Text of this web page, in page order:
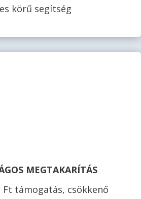
körű segítség
MEGTAKARÍTÁS
támogatás, csökkenő